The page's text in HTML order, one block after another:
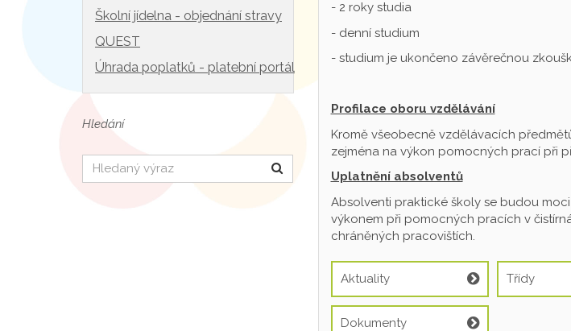
Školní jídelna - objednání stravy
QUEST
Úhrada poplatků - platební portál
Hledání
Hledat
- 2 roky studia
- denní studium
- studium je ukončeno závěrečnou
Profilace oboru vzdělávání
Kromě všeobecně vzdělávacích
zejména na výkon pomocných prací při
Uplatnění absolventů
Absolventi praktické školy se budou
výkonem při pomocných pracích v
chráněných pracovištích.
Aktuality Třídy
Dokumenty